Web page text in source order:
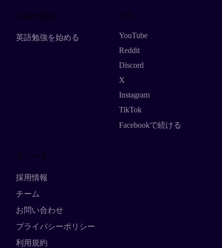
注目の言語
英語勉強を始める
SNS
YouTube
Reddit
Discord
X
Instagram
TikTok
Facebookで続ける
リソース
採用情報
チーム
お問い合わせ
プライバシーポリシー
利用規約